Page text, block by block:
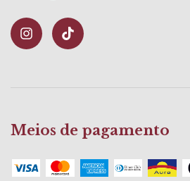
Meios de pagamento